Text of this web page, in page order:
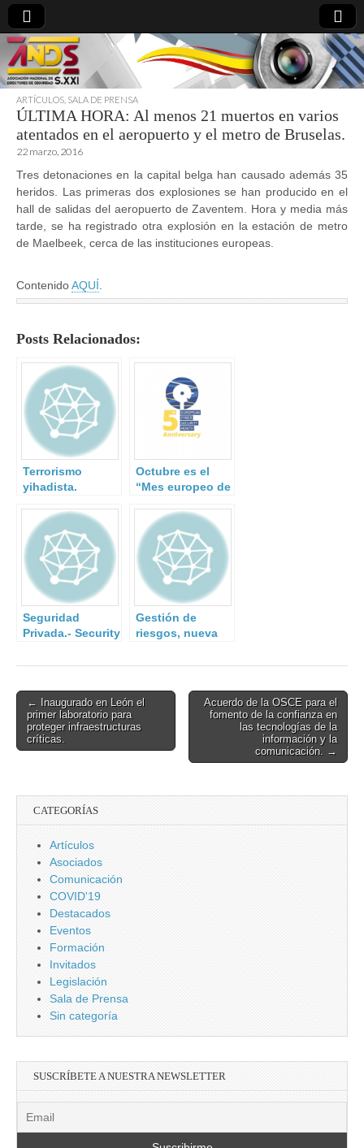
directoresdeseguridad.es
ARTÍCULOS SALA DE PRENSA
ÚLTIMA HORA: Al menos 21 muertos en varios
atentados en el aeropuerto y el metro de Bruselas.
22 marzo, 2016
Tres detonaciones en la capital belga han causado además 35
heridos. Las primeras dos explosiones se han producido en el
hall de salidas del aeropuerto de Zaventem. Hora y media más
tarde, se ha registrado otra explosión en la estación de metro
de Maelbeek, cerca de las instituciones europeas.
ContenidoAQUÍ
Posts Relacionados:
Terrorismo
yihadista.
Octubre es el
“Mes europeo de
Ciberseguridad”
Seguridad
Privada.- Security
Gestión de
riesgos, nueva
norma ISO 31000.
Post
navigation
← Inaugurado en León el
primer laboratorio para
proteger infraestructuras
críticas.
Acuerdo de la OSCE para el
fomento de la confianza en
las tecnologías de la
información y la
comunicación. →
CATEGORÍAS
Artículos
Asociados
Comunicación
COVID'19
Destacados
Eventos
Formación
Invitados
Legislación
Sala de Prensa
Sin categoría
SUSCRÍBETE A NUESTRA NEWSLETTER